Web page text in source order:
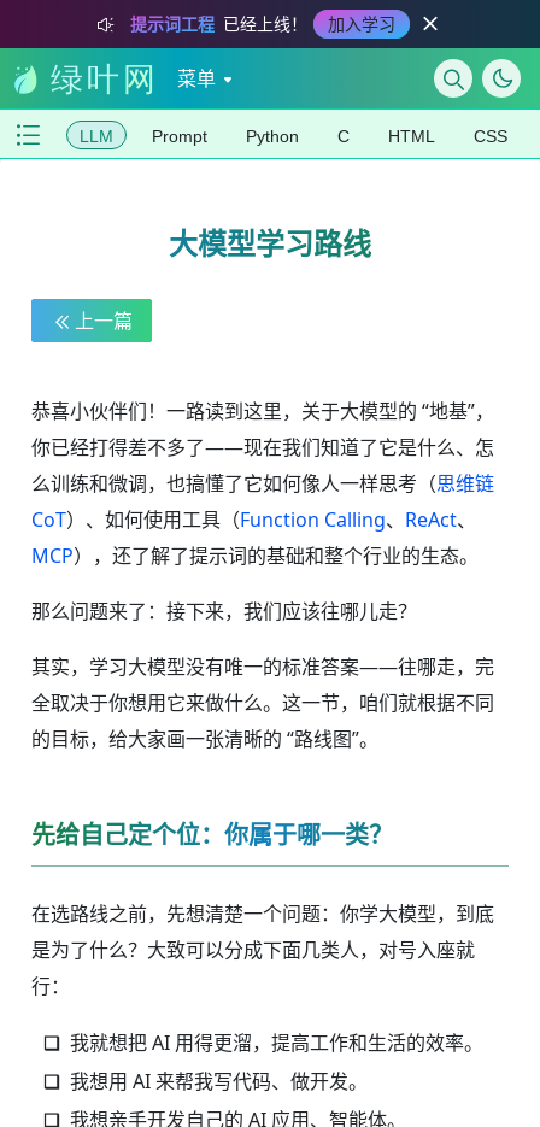
提示词工程 已经上线！ 加入学习
菜单
LLM Prompt Python C HTML CSS
大模型学习路线
上一篇
恭喜小伙伴们！一路读到这里，关于大模型的 “地基”，
你已经打得差不多了——现在我们知道了它是什么、怎
么训练和微调，也搞懂了它如何像人一样思考（思维链
CoT）、如何使用工具（Function Calling、 ReAct、
MCP），还了解了提示词的基础和整个行业的生态。
那么问题来了：接下来，我们应该往哪儿走？
其实，学习大模型没有唯一的标准答案——往哪走，完
全取决于你想用它来做什么。这一节，咱们就根据不同
的目标，给大家画一张清晰的 “路线图”。
先给自己定个位：你属于哪一类？
在选路线之前，先想清楚一个问题：你学大模型，到底
是为了什么？大致可以分成下面几类人，对号入座就
行：
我就想把 AI 用得更溜，提高工作和生活的效率。
我想用 AI 来帮我写代码、做开发。
我想亲手开发自己的 AI 应用、智能体。